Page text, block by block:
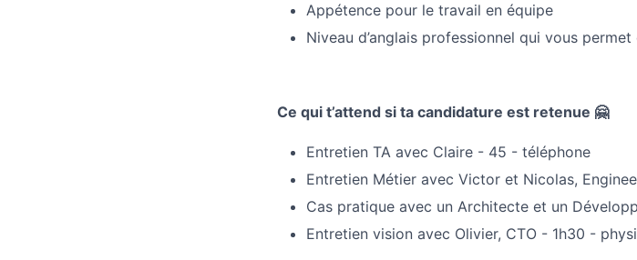
Appétence pour le travail en équipe
Niveau d’anglais professionnel qui vous
Ce qui t’attend si ta candidature est retenue 🤗
Entretien TA avec Claire - 45 - téléphone
Entretien Métier avec Victor et Nicolas,
Cas pratique avec un Architecte et un
Entretien vision avec Olivier, CTO - 1h30 -